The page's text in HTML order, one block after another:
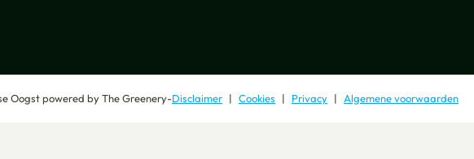
Oogstpowered byThe Greenery-Disclaimer Cookies Privacy Algemene voorwaarden